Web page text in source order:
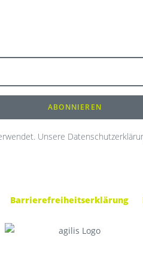
Unsere
Barrierefreiheitserklärung